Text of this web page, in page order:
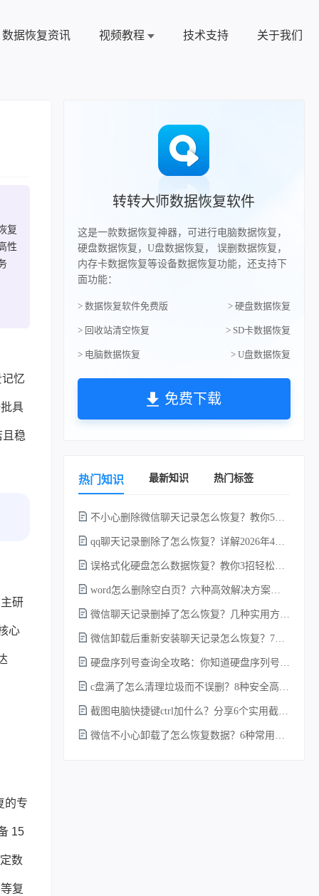
数据恢复资讯 视频教程 技术支持 关于我们
复
性
忆
具
稳
研
心
的专
15
数
复
转转大师数据恢复软件
这是一款数据恢复神器，可进行电脑数据恢复，
硬盘数据恢复，U盘数据恢复， 误删数据恢复，
内存卡数据恢复等设备数据恢复功能，还支持下
面功能：
> 数据恢复软件免费版 > 硬盘数据恢复
> 回收站清空恢复 > SD卡数据恢复
> 电脑数据恢复 > U盘数据恢复
免费下载
热门知识 最新知识 热门标签
不小心删除微信聊天记录怎么恢复？教你5种简单找回的方法！
qq聊天记录删除了怎么恢复？详解2026年4种常用有效的方法（支持.db数据库提取）
误格式化硬盘怎么数据恢复？教你3招轻松恢复！
word怎么删除空白页？六种高效解决方案（2026年最新实操指南）！
微信聊天记录删掉了怎么恢复？几种实用方法详解！
微信卸载后重新安装聊天记录怎么恢复？7种实测有效的恢复方案详解！
硬盘序列号查询全攻略：你知道硬盘序列号怎么查吗？
c盘满了怎么清理垃圾而不误删？8种安全高效的方法详解+误删恢复指南！
截图电脑快捷键ctrl加什么？分享6个实用截图方法！
微信不小心卸载了怎么恢复数据？6种常用方法详解！